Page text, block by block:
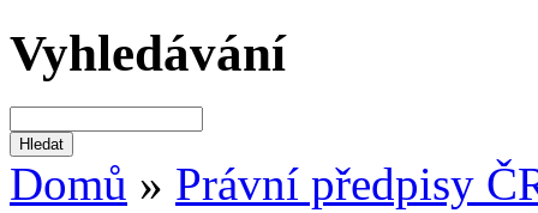
Vyhledávání
Domů » Právní předpisy